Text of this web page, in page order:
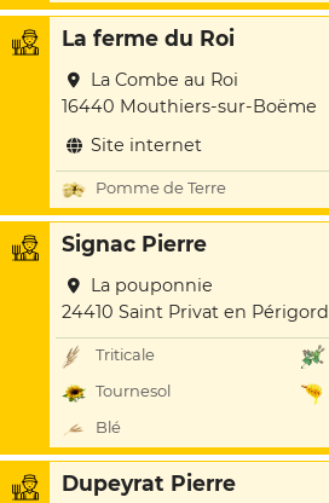
La ferme du Roi
La Combe au Roi
16440 Mouthiers-sur-Boëme
Site internet
Pomme de Terre
Signac Pierre
La pouponnie
24410 Saint Privat en Périgord
Triticale
Tournesol
Blé
Dupeyrat Pierre